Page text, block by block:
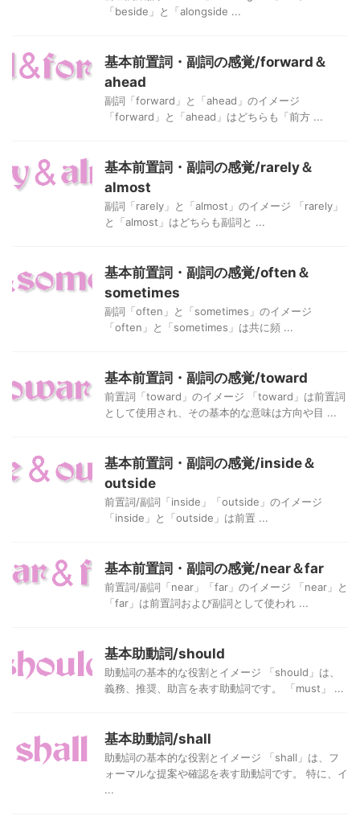
「beside」と「alongside ...
基本前置詞・副詞の感覚/forward＆
ahead
副詞「forward」と「ahead」のイメージ
「forward」と「ahead」はどちらも「前方 ...
基本前置詞・副詞の感覚/rarely＆
almost
副詞「rarely」と「almost」のイメージ 「rarely」
と「almost」はどちらも副詞と ...
基本前置詞・副詞の感覚/often＆
sometimes
副詞「often」と「sometimes」のイメージ
「often」と「sometimes」は共に頻 ...
基本前置詞・副詞の感覚/toward
前置詞「toward」のイメージ 「toward」は前置詞
として使用され、その基本的な意味は方向や目 ...
基本前置詞・副詞の感覚/inside＆
outside
前置詞/副詞「inside」「outside」のイメージ
「inside」と「outside」は前置 ...
基本前置詞・副詞の感覚/near＆far
前置詞/副詞「near」「far」のイメージ 「near」と
「far」は前置詞および副詞として使われ ...
基本助動詞/should
助動詞の基本的な役割とイメージ 「should」は、
義務、推奨、助言を表す助動詞です。 「must」 ...
基本助動詞/shall
助動詞の基本的な役割とイメージ 「shall」は、フ
ォーマルな提案や確認を表す助動詞です。 特に、イ
...